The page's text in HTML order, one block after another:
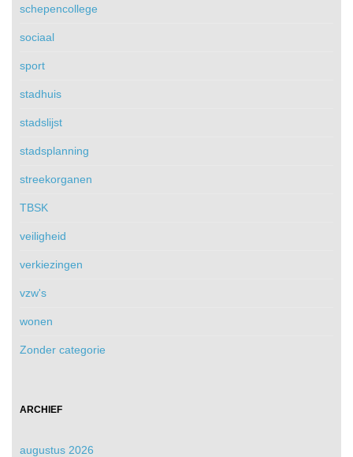
schepencollege
sociaal
sport
stadhuis
stadslijst
stadsplanning
streekorganen
TBSK
veiligheid
verkiezingen
vzw's
wonen
Zonder categorie
ARCHIEF
augustus 2026